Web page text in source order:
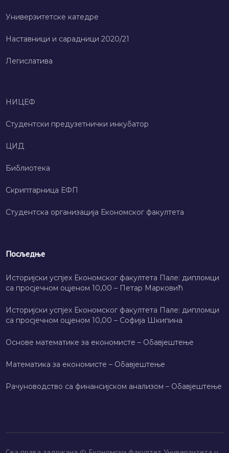
Универзитетске катедре
Наставници и сарадници 2020/21
Легислатива
НИЦЕФ
Студентски предузетнички инкубатор
ЦИД
Библиотека
Скриптарница ЕФП
Студентска организација Економског факултета
Посљедње
Историјски успјех Економског факултета Пале: дипломци
са просјечном оцјеном 10,00 – Петар Марковић
Историјски успјех Економског факултета Пале: дипломци
са просјечном оцјеном 10,00 – Софија Шкипина
Основе математике за економисте – Обавјештење
Математика за економисте – Обавјештење
Рачуноводство са финансијском анализом – Обавјештење